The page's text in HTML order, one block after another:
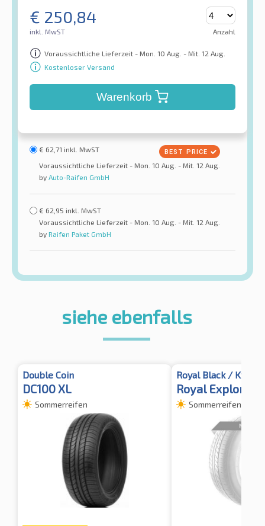
€ 250,84
inkl. MwST Anzahl
Voraussichtliche Lieferzeit - Mon. 10 Aug. - Mit. 12 Aug.
Kostenloser Versand
Warenkorb
€ 62,71 inkl. MwST
Voraussichtliche Lieferzeit - Mon. 10 Aug. - Mit. 12 Aug.
by Auto-Raifen GmbH
€ 62,95 inkl. MwST
Voraussichtliche Lieferzeit - Mon. 10 Aug. - Mit. 12 Aug.
by Raifen Paket GmbH
siehe ebenfalls
Double Coin
DC100 XL
Sommerreifen
Royal Black / Kyoto
Royal Explorer II
Sommerreifen